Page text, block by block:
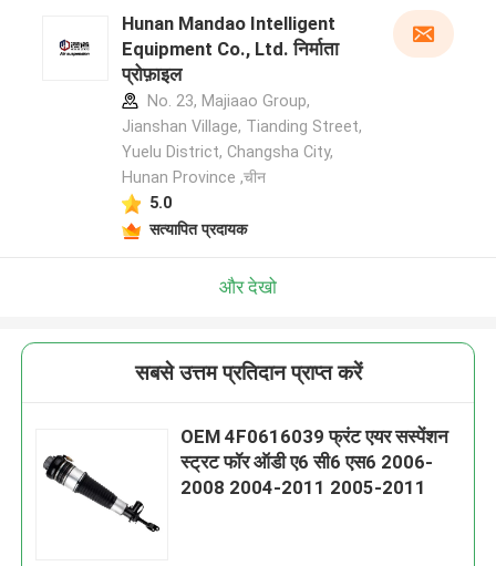
Hunan Mandao Intelligent
Equipment Co., Ltd. निर्माता
प्रोफ़ाइल
No. 23, Majiaao Group,
Jianshan Village, Tianding Street,
Yuelu District, Changsha City,
Hunan Province ,चीन
5.0
सत्यापित प्रदायक
और देखो
सबसे उत्तम प्रतिदान प्राप्त करें
OEM 4F0616039 फ्रंट एयर सस्पेंशन
स्ट्रट फॉर ऑडी ए6 सी6 एस6 2006-
2008 2004-2011 2005-2011